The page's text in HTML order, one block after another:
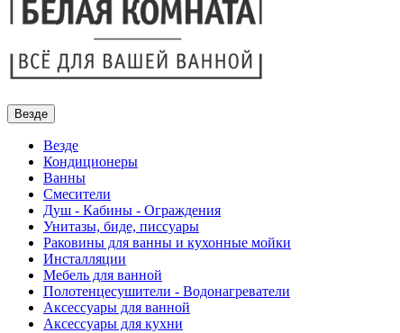
Везде
Везде
Кондиционеры
Ванны
Смесители
Душ - Кабины - Ограждения
Унитазы, биде, писсуары
Раковины для ванны и кухонные мойки
Инсталляции
Мебель для ванной
Полотенцесушители - Водонагреватели
Аксессуары для ванной
Аксессуары для кухни